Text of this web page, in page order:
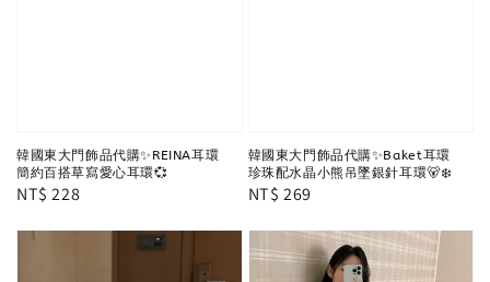
韓國東大門飾品代購✨REINA耳環
簡約百搭草寫愛心耳環💞
Regular
NT$ 228
韓國東大門飾品代購✨Baket耳環
珍珠配水晶小熊吊墜銀針耳環🐻‍❄️
Regular
NT$ 269